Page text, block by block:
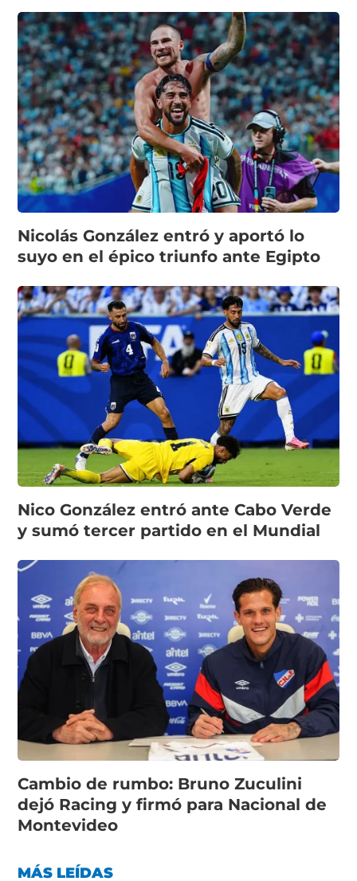
Nicolás González entró y aportó lo
suyo en el épico triunfo ante Egipto
Nico González entró ante Cabo Verde
y sumó tercer partido en el Mundial
Cambio de rumbo: Bruno Zuculini
dejó Racing y firmó para Nacional de
Montevideo
MÁS LEÍDAS